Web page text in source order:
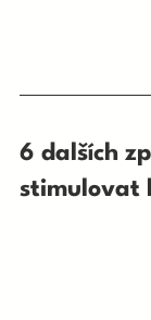
6 dalších
stimulovat